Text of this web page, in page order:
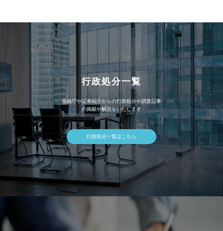
行政処分一覧
金融庁や証券紹介からの行政処分や調査記事
の掲載や解説をいたします
行政処分一覧はこちら